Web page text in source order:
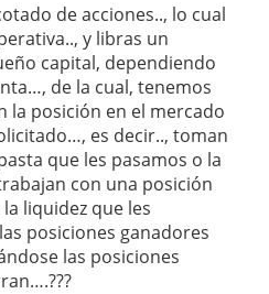
de acciones.., lo cual
y libras un
capital, dependiendo
de la cual, tenemos
la posición en el mercado
es decir.., toman
que les pasamos o la
con una posición
liquidez que les
posiciones ganadores
las posiciones